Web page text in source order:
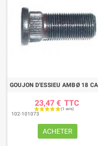
23,47 € TTC
102-101073
ACHETER